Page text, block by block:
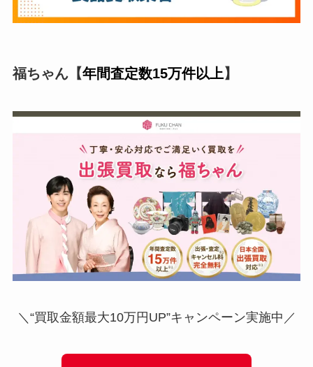
福ちゃん【年間査定数15万件以上】
＼“買取金額最大10万円UP”キャンペーン実施中／